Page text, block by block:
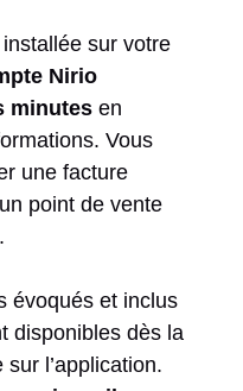
sur votre
Nirio
minutes en
Vous
une facture
point de vente
évoqués et inclus
disponibles dès la
l’application.